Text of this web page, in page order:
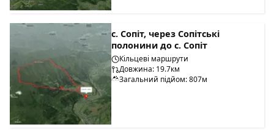
с. Сопіт, через Сопітські
полонини до с. Сопіт
Кільцеві маршрути
Довжина: 19.7км
Загальний підйом: 807м